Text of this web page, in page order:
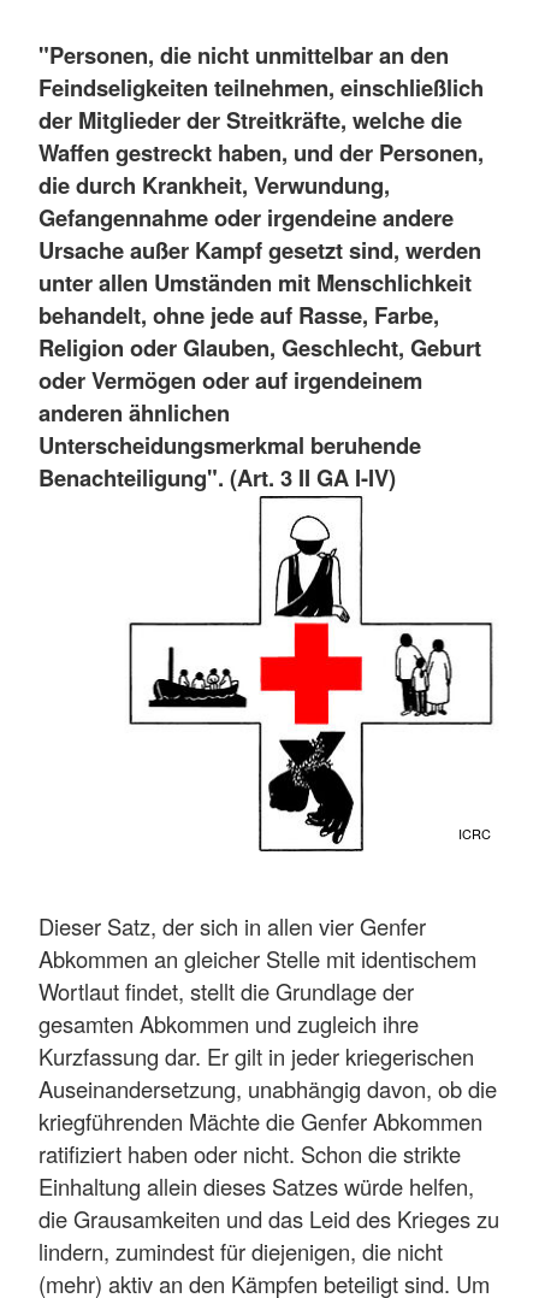
"Personen, die nicht unmittelbar an den
Feindseligkeiten teilnehmen, einschließlich
der Mitglieder der Streitkräfte, welche die
Waffen gestreckt haben, und der Personen,
die durch Krankheit, Verwundung,
Gefangennahme oder irgendeine andere
Ursache außer Kampf gesetzt sind, werden
unter allen Umständen mit Menschlichkeit
behandelt, ohne jede auf Rasse, Farbe,
Religion oder Glauben, Geschlecht, Geburt
oder Vermögen oder auf irgendeinem
anderen ähnlichen
Unterscheidungsmerkmal beruhende
Benachteiligung". (Art. 3 II GA I-IV)
ICRC
Dieser Satz, der sich in allen vier Genfer
Abkommen an gleicher Stelle mit identischem
Wortlaut findet, stellt die Grundlage der
gesamten Abkommen und zugleich ihre
Kurzfassung dar. Er gilt in jeder kriegerischen
Auseinandersetzung, unabhängig davon, ob die
kriegführenden Mächte die Genfer Abkommen
ratifiziert haben oder nicht. Schon die strikte
Einhaltung allein dieses Satzes würde helfen,
die Grausamkeiten und das Leid des Krieges zu
lindern, zumindest für diejenigen, die nicht
(mehr) aktiv an den Kämpfen beteiligt sind. Um